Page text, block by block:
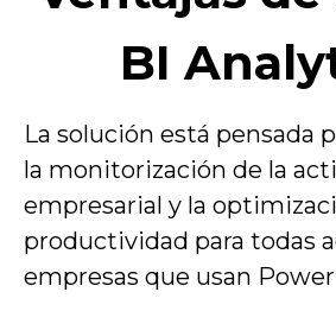
BI
La solución está pensada
la monitorización de la
empresarial y la
productividad para todas
empresas que usan